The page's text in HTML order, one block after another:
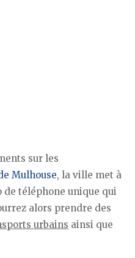
sur les
Mulhouse, la ville met à
téléphone unique qui
alors prendre des
urbains ainsi que